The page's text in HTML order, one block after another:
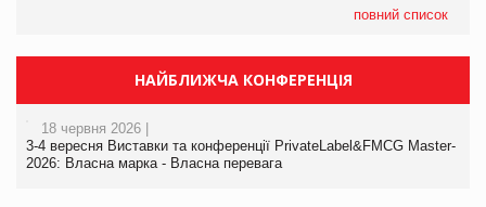
повний список
НАЙБЛИЖЧА КОНФЕРЕНЦІЯ
18 червня 2026 |
3-4 вересня Виставки та конференції PrivateLabel&FMCG Master-
2026: Власна марка - Власна перевага